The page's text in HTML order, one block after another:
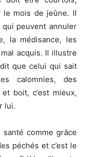
le mois de jeûne. Il
peuvent annuler
la médisance, les
acquis. Il illustre
que celui qui sait
calomnies, des
boit, c’est mieux,
lui.
comme grâce
péchés et c’est le